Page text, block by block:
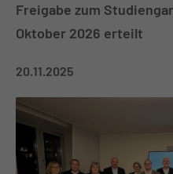
Freigabe zum
Oktober 2026 erteilt
20.11.2025